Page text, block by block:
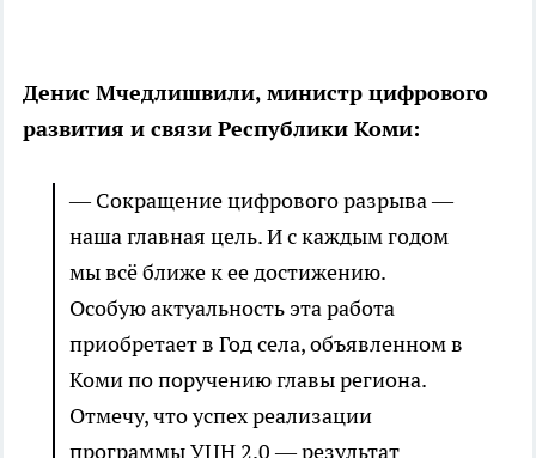
Денис Мчедлишвили, министр цифрового
развития и связи Республики Коми:
— Сокращение цифрового разрыва —
наша главная цель. И с каждым годом
мы всё ближе к ее достижению.
Особую актуальность эта работа
приобретает в Год села, объявленном в
Коми по поручению главы региона.
Отмечу, что успех реализации
программы УЦН 2.0 — результат